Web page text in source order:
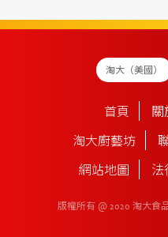
淘大（美國）
首頁 關
淘大廚藝坊
網站地圖 法
版權所有 @ 2020 淘大食